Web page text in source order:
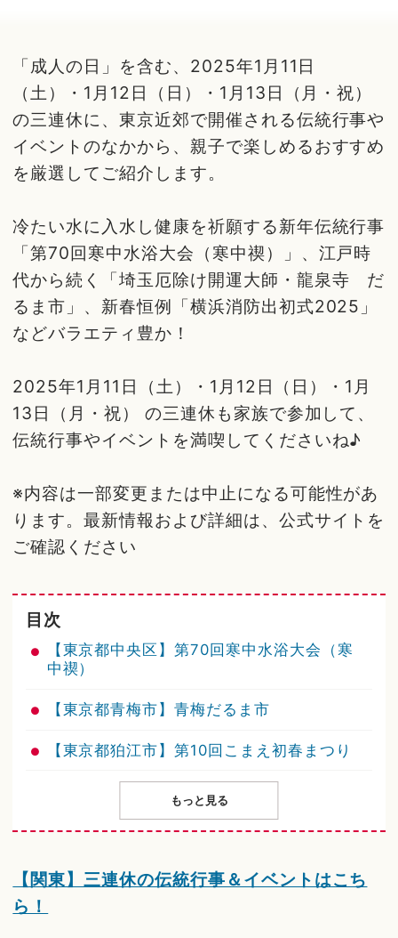
「成人の日」を含む、2025年1月11日
（土）・1月12日（日）・1月13日（月・祝）
の三連休に、東京近郊で開催される伝統行事や
イベントのなかから、親子で楽しめるおすすめ
を厳選してご紹介します。
冷たい水に入水し健康を祈願する新年伝統行事
「第70回寒中水浴大会（寒中禊）」、江戸時
代から続く「埼玉厄除け開運大師・龍泉寺 だ
るま市」、新春恒例「横浜消防出初式2025」
などバラエティ豊か！
2025年1月11日（土）・1月12日（日）・1月
13日（月・祝） の三連休も家族で参加して、
伝統行事やイベントを満喫してくださいね♪
※内容は一部変更または中止になる可能性があ
ります。最新情報および詳細は、公式サイトを
ご確認ください
目次
【東京都中央区】第70回寒中水浴大会（寒
中禊）
【東京都青梅市】青梅だるま市
【東京都狛江市】第10回こまえ初春まつり
もっと見る
【関東】三連休の伝統行事＆イベントはこち
ら！